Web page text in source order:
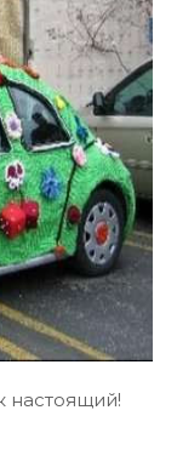
настоящий!